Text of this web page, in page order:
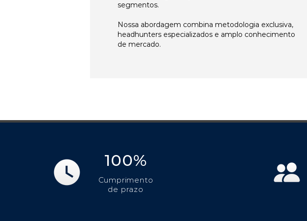
segmentos.
Nossa abordagem combina metodologia exclusiva,
headhunters especializados e amplo conhecimento
de mercado.
100%
Cumprimento
de prazo